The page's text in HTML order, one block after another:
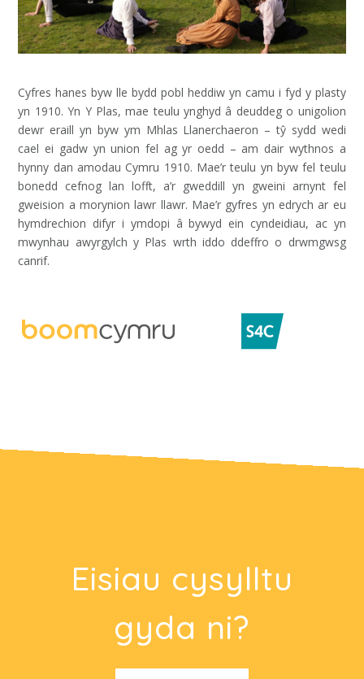
Cyfres hanes byw lle bydd pobl heddiw yn camu i fyd y plasty
yn 1910. Yn Y Plas, mae teulu ynghyd â deuddeg o unigolion
dewr eraill yn byw ym Mhlas Llanerchaeron – tŷ sydd wedi
cael ei gadw yn union fel ag yr oedd – am dair wythnos a
hynny dan amodau Cymru 1910. Mae’r teulu yn byw fel teulu
bonedd cefnog lan lofft, a’r gweddill yn gweini arnynt fel
gweision a morynion lawr llawr. Mae’r gyfres yn edrych ar eu
hymdrechion difyr i ymdopi â bywyd ein cyndeidiau, ac yn
mwynhau awyrgylch y Plas wrth iddo ddeffro o drwmgwsg
canrif.
Eisiau cysylltu
gyda ni?